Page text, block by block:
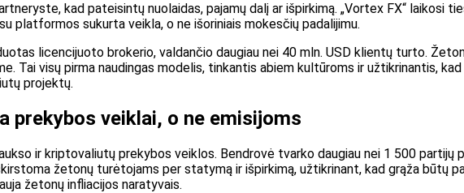
kad pateisintų nuolaidas, pajamų dalį ar išpirkimą. „Vortex FX“ laikosi
platformos sukurta veikla, o ne išoriniais mokesčių padalijimu.
licencijuoto brokerio, valdančio daugiau nei 40 mln. USD klientų turto.
Tai visų pirma naudingas modelis, tinkantis abiem kultūroms ir užtikrinantis,
projektų.
prekybos veiklai, o ne emisijoms
ir kriptovaliutų prekybos veiklos. Bendrovė tvarko daugiau nei 1 500 partijų
žetonų turėtojams per statymą ir išpirkimą, užtikrinant, kad grąža būtų
žetonų infliacijos naratyvais.